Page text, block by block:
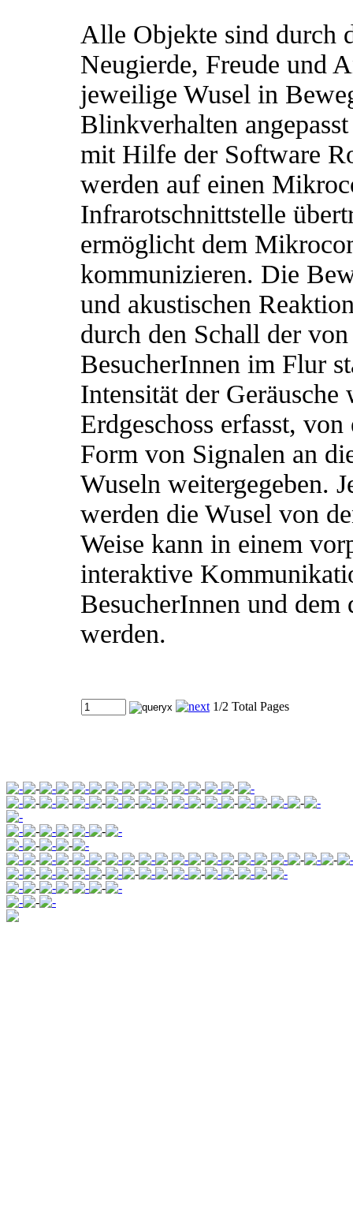
Alle Objekte sind durch
Neugierde, Freude und
jeweilige Wusel in
Blinkverhalten
mit Hilfe der Software
werden auf einen
Infrarotschnittstelle
ermöglicht dem
kommunizieren. Die
und akustischen
durch den Schall der
BesucherInnen im Flur
Intensität der
Erdgeschoss erfasst,
Form von Signalen an
Wuseln weitergegeben.
werden die Wusel von
Weise kann in einem
interaktive
BesucherInnen und
werden.
1/2 Total Pages